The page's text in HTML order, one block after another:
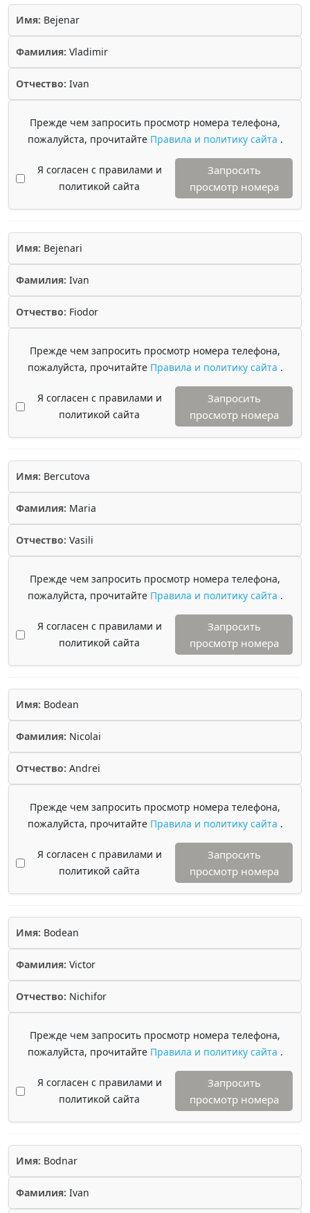
Имя: Bejenar
Фамилия: Vladimir
Отчество: Ivan
Прежде чем запросить просмотр номера телефона,
пожалуйста, прочитайте Правила и политику сайта .
Я согласен с правилами и
политикой сайта
Запросить
просмотр номера
Имя: Bejenari
Фамилия: Ivan
Отчество: Fiodor
Прежде чем запросить просмотр номера телефона,
пожалуйста, прочитайте Правила и политику сайта .
Я согласен с правилами и
политикой сайта
Запросить
просмотр номера
Имя: Bercutova
Фамилия: Maria
Отчество: Vasili
Прежде чем запросить просмотр номера телефона,
пожалуйста, прочитайте Правила и политику сайта .
Я согласен с правилами и
политикой сайта
Запросить
просмотр номера
Имя: Bodean
Фамилия: Nicolai
Отчество: Andrei
Прежде чем запросить просмотр номера телефона,
пожалуйста, прочитайте Правила и политику сайта .
Я согласен с правилами и
политикой сайта
Запросить
просмотр номера
Имя: Bodean
Фамилия: Victor
Отчество: Nichifor
Прежде чем запросить просмотр номера телефона,
пожалуйста, прочитайте Правила и политику сайта .
Я согласен с правилами и
политикой сайта
Запросить
просмотр номера
Имя: Bodnar
Фамилия: Ivan